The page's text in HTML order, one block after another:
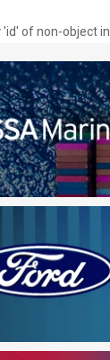
of non-object in